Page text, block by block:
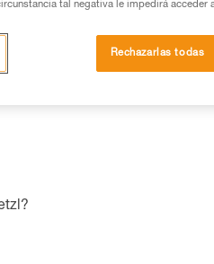
y características
tal negativa le impedirá acceder
Rechazarlas todas